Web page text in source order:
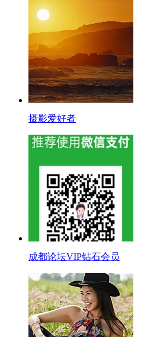
摄影爱好者
成都论坛VIP钻石会员